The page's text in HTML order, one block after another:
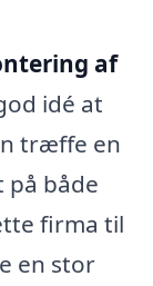
af
idé at
træffe en
både
firma til
en stor